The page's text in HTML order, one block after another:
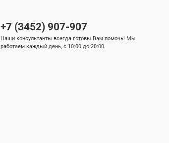
+7 (3452) 907-907
Наши консультанты всегда готовы Вам помочь! Мы
работаем каждый день, с 10:00 до 20:00.